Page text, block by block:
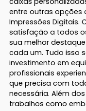
entre outras opções
Impressões Digitais.
satisfação a todos
sua melhor
cada um. Tudo isso
investimento em
profissionais
que precisa com
necessária. Além
trabalhos como